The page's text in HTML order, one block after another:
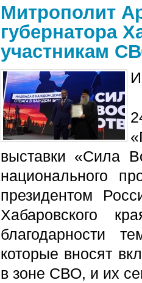
Митрополит
губернатора
участникам
выставки «Сила
национального
президентом
Хабаровского
благодарности
которые вносят
в зоне СВО, и их